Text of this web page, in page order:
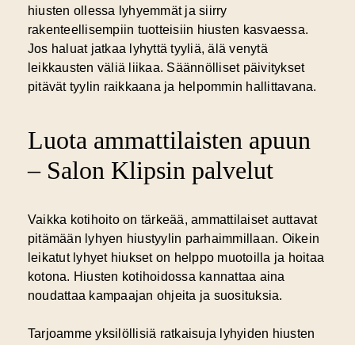
hiusten ollessa lyhyemmät ja siirry
rakenteellisempiin tuotteisiin hiusten kasvaessa.
Jos haluat jatkaa lyhyttä tyyliä, älä venytä
leikkausten väliä liikaa. Säännölliset päivitykset
pitävät tyylin raikkaana ja helpommin hallittavana.
Luota ammattilaisten apuun
– Salon Klipsin palvelut
Vaikka kotihoito on tärkeää, ammattilaiset auttavat
pitämään lyhyen hiustyylin parhaimmillaan. Oikein
leikatut lyhyet hiukset on helppo muotoilla ja hoitaa
kotona. Hiusten kotihoidossa kannattaa aina
noudattaa kampaajan ohjeita ja suosituksia.
Tarjoamme yksilöllisiä ratkaisuja lyhyiden hiusten